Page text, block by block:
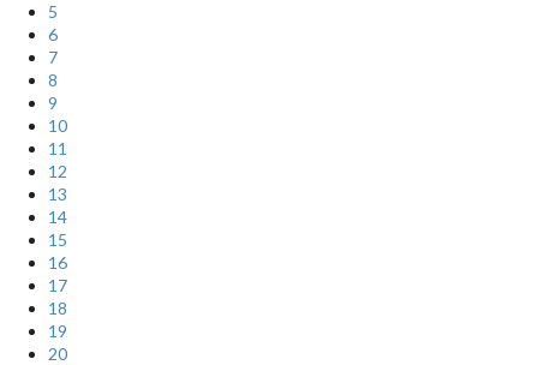
5
6
7
8
9
10
11
12
13
14
15
16
17
18
19
20